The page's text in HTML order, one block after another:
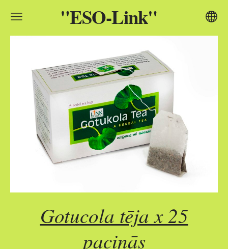
"ESO-Link"
Gotucola tēja x 25
paciņās